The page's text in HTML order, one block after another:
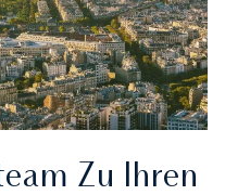
Zu Ihren